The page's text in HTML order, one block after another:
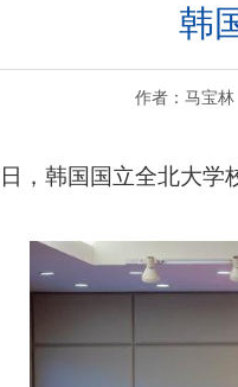
韩
作者：马宝
日，韩国国立全北大